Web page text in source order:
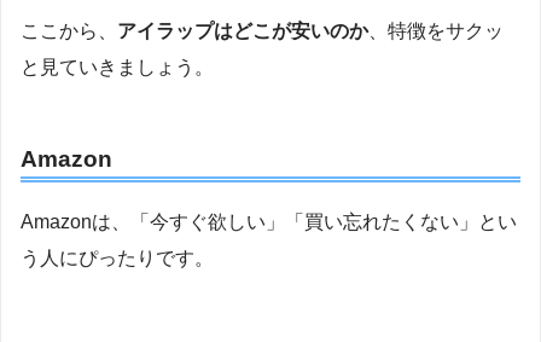
ここから、 アイラップはどこが安いのか、特徴をサクッ
と見ていきましょう。
Amazon
Amazonは、「今すぐ欲しい」「買い忘れたくない」とい
う人にぴったりです。